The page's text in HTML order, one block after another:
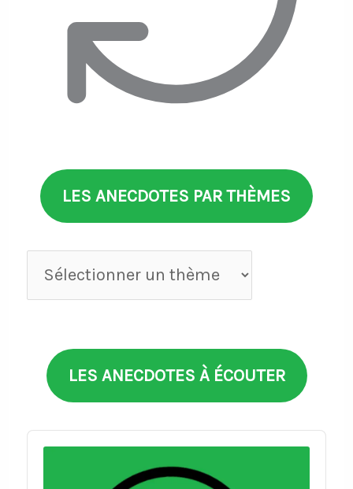
LES ANECDOTES PAR THÈMES
Anecdotes
par
LES ANECDOTES À ÉCOUTER
Audio
Player